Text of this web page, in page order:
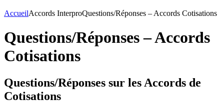
AccueilAccords InterproQuestions/Réponses – Accords Cotisations
Questions/Réponses – Accords
Cotisations
Questions/Réponses sur les Accords de
Cotisations